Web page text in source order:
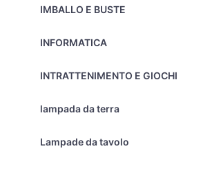
IMBALLO E BUSTE
INFORMATICA
INTRATTENIMENTO E GIOCHI
lampada da terra
Lampade da tavolo